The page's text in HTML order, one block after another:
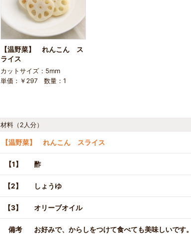
【温野菜】 れんこん ス
ライス
カットサイズ：5mm
単価：￥297 数量：1
材料（2人分）
【温野菜】 れんこん スライス
【1】 酢
【2】 しょうゆ
【3】 オリーブオイル
備考 お好みで、からしをつけて食べても美味しいです。